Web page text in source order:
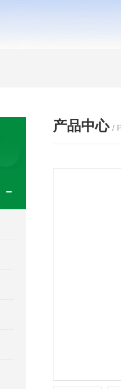
产品中心 /